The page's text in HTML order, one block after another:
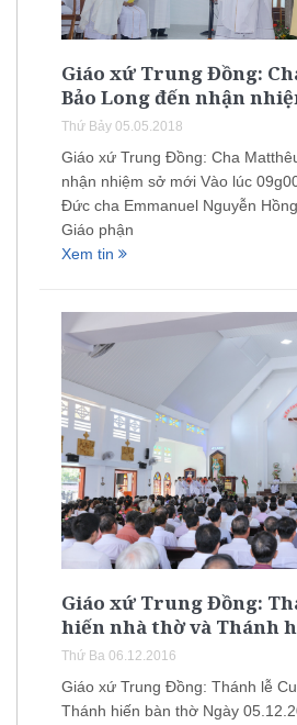
Giáo xứ Trung Đồng:
Bảo Long đến nhận
Thứ Bảy 05.05.2018
Giáo xứ Trung Đồng: Cha
nhận nhiệm sở mới Vào lúc
Đức cha Emmanuel Nguyễn
Giáo phận
Xem tin
Giáo xứ Trung Đồng:
hiến nhà thờ và Thánh
Thứ Ba 06.12.2016
Giáo xứ Trung Đồng: Thánh lễ
Thánh hiến bàn thờ Ngày